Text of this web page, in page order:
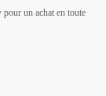
un achat en toute